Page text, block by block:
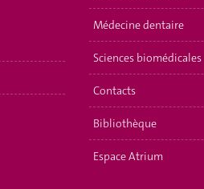
Médecine dentaire
Sciences biomédicales
Contacts
Bibliothèque
Espace Atrium